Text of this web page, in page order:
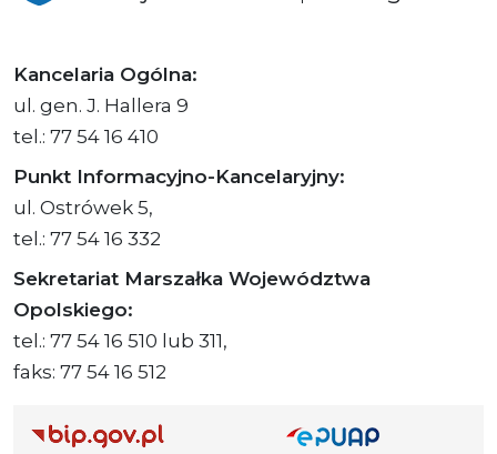
Kancelaria Ogólna:
ul. gen. J. Hallera 9
tel.: 77 54 16 410
Punkt Informacyjno-Kancelaryjny:
ul. Ostrówek 5,
tel.: 77 54 16 332
Sekretariat Marszałka Województwa
Opolskiego:
tel.: 77 54 16 510 lub 311,
faks: 77 54 16 512